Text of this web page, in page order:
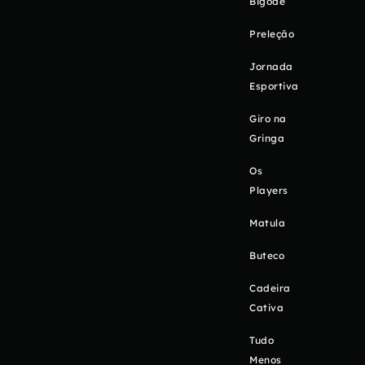
Preleção
Jornada
Esportiva
Giro na
Gringa
Os
Players
Matula
Buteco
Cadeira
Cativa
Tudo
Menos